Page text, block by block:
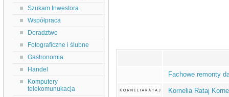
Szukam Inwestora
Współpraca
Doradztwo
Fotograficzne i ślubne
Gastronomia
Handel
Komputery
telekomunukacja
Fachowe remonty
Kornelia Rataj